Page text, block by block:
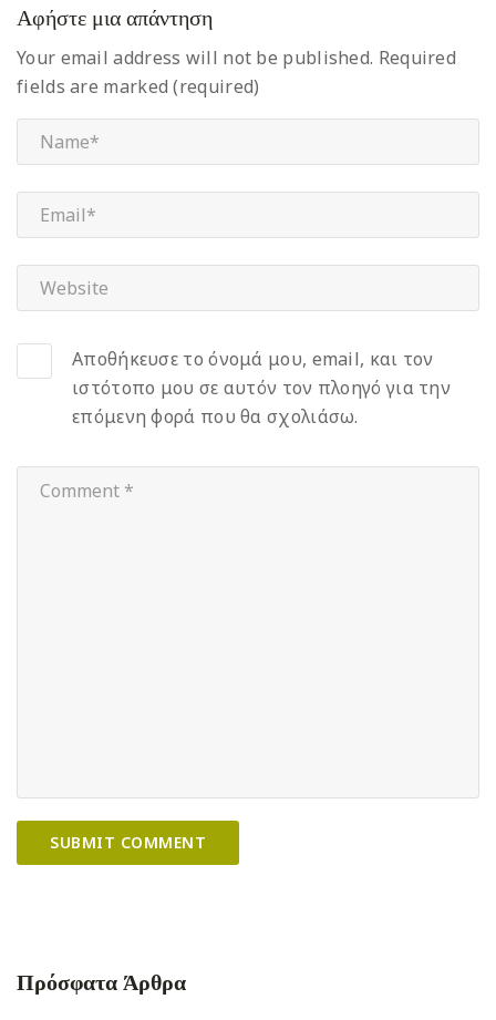
Αφήστε μια απάντηση
Your email address will not be published. Required
fields are marked (required)
Αποθήκευσε το όνομά μου, email, και τον
ιστότοπο μου σε αυτόν τον πλοηγό για την
επόμενη φορά που θα σχολιάσω.
Πρόσφατα Άρθρα